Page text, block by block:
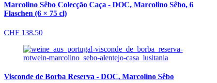
Marcolino Sêbo Colecção Caça - DOC, Marcolino Sêbo, 6
Flaschen (6 × 75 cl)
CHF 138.50
Visconde de Borba Reserva - DOC, Marcolino Sêbo